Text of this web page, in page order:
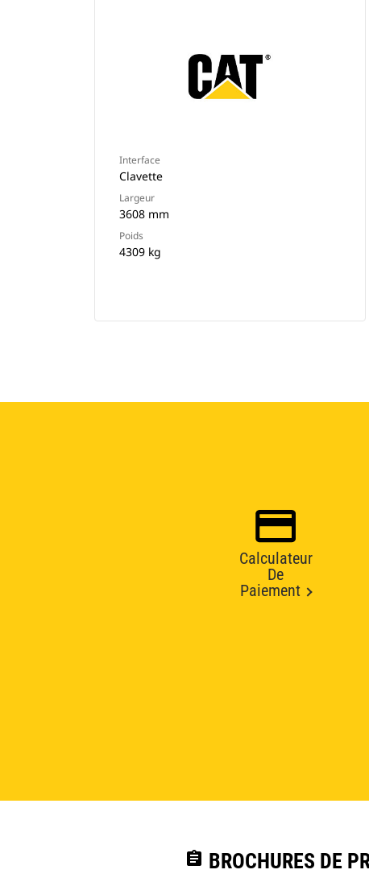
Interface
Clavette
Largeur
3608 mm
Poids
4309 kg
Calculateur
De
Paiement
assignment BROCHURES DE